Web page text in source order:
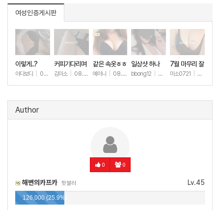
여성인증게시판
이렇게..?
아다보디 08.09 +25
커피기다리며
(안야함)
김미소 08.08 +119
같은 속옷ㅎㅎ
예이니 08.04 +81
일상샷 하나
bbong12 07.31+91
7월 마무리 잘
하세요🫶
미소0721 07.31
Author
0 0
Lv.45
해변의카프카 핫썰러
126,000 (25.9%)